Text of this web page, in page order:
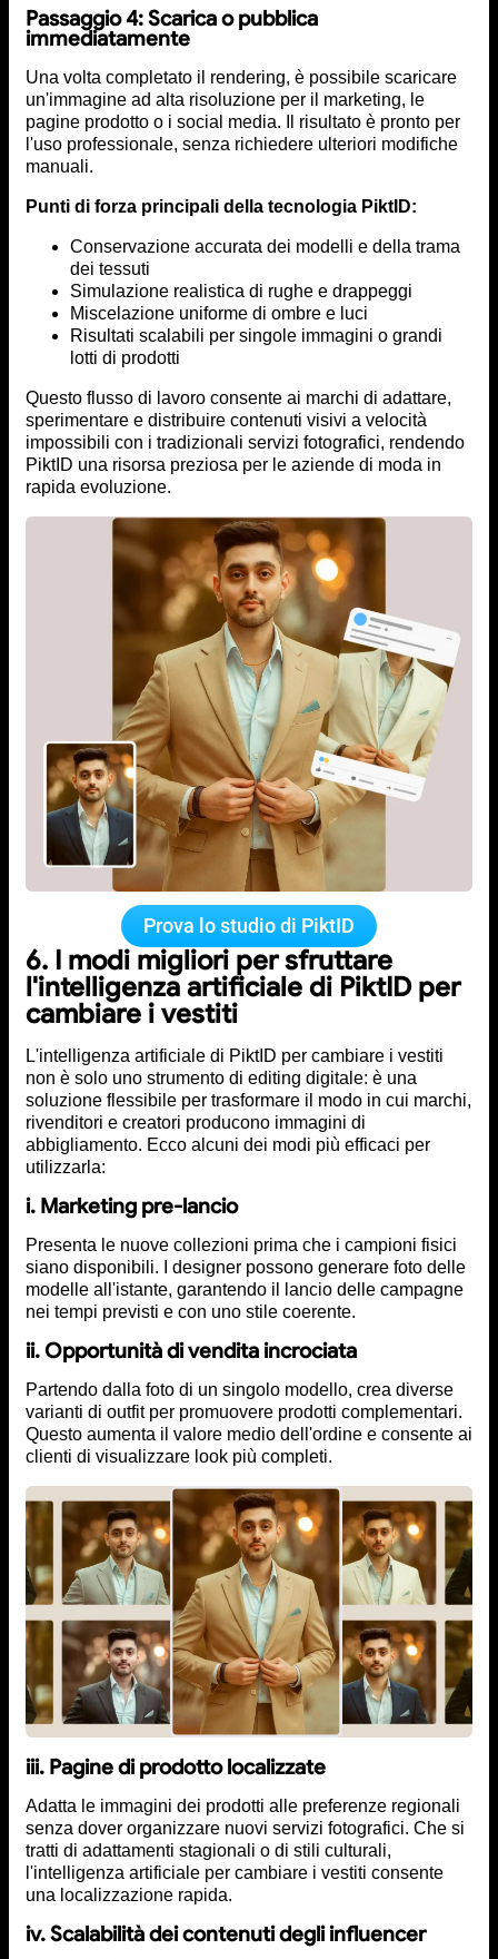
Passaggio 4: Scarica o pubblica
immediatamente
Una volta completato il rendering, è possibile scaricare
un'immagine ad alta risoluzione per il marketing, le
pagine prodotto o i social media. Il risultato è pronto per
l'uso professionale, senza richiedere ulteriori modifiche
manuali.
Punti di forza principali della tecnologia PiktID:
Conservazione accurata dei modelli e della trama
dei tessuti
Simulazione realistica di rughe e drappeggi
Miscelazione uniforme di ombre e luci
Risultati scalabili per singole immagini o grandi
lotti di prodotti
Questo flusso di lavoro consente ai marchi di adattare,
sperimentare e distribuire contenuti visivi a velocità
impossibili con i tradizionali servizi fotografici, rendendo
PiktID una risorsa preziosa per le aziende di moda in
rapida evoluzione.
Prova lo studio di PiktID
6. I modi migliori per sfruttare
l'intelligenza artificiale di PiktID per
cambiare i vestiti
L'intelligenza artificiale di PiktID per cambiare i vestiti
non è solo uno strumento di editing digitale: è una
soluzione flessibile per trasformare il modo in cui marchi,
rivenditori e creatori producono immagini di
abbigliamento. Ecco alcuni dei modi più efficaci per
utilizzarla:
i. Marketing pre-lancio
Presenta le nuove collezioni prima che i campioni fisici
siano disponibili. I designer possono generare foto delle
modelle all'istante, garantendo il lancio delle campagne
nei tempi previsti e con uno stile coerente.
ii. Opportunità di vendita incrociata
Partendo dalla foto di un singolo modello, crea diverse
varianti di outfit per promuovere prodotti complementari.
Questo aumenta il valore medio dell'ordine e consente ai
clienti di visualizzare look più completi.
iii. Pagine di prodotto localizzate
Adatta le immagini dei prodotti alle preferenze regionali
senza dover organizzare nuovi servizi fotografici. Che si
tratti di adattamenti stagionali o di stili culturali,
l'intelligenza artificiale per cambiare i vestiti consente
una localizzazione rapida.
iv. Scalabilità dei contenuti degli influencer